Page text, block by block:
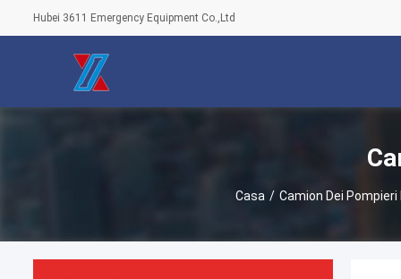
Hubei 3611 Emergency Equipment Co.,Ltd
Casa / Camion Dei Pompieri